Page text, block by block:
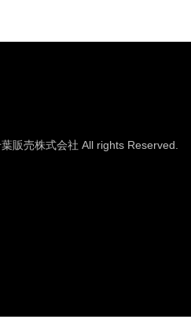
販売株式会社 All rights Reserved.